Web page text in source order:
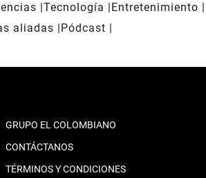
Tecnología Entretenimiento
aliadas
Pódcast
GRUPO EL COLOMBIANO
CONTÁCTANOS
TÉRMINOS Y CONDICIONES